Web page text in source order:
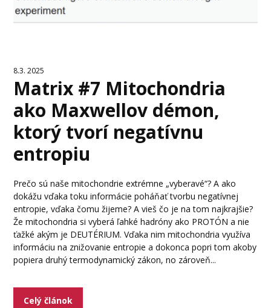
8.3. 2025
Matrix #7 Mitochondria
ako Maxwellov démon,
ktorý tvorí negatívnu
entropiu
Prečo sú naše mitochondrie extrémne „vyberavé“? A ako
dokážu vďaka toku informácie poháňať tvorbu negatívnej
entropie, vďaka čomu žijeme? A vieš čo je na tom najkrajšie?
Že mitochondria si vyberá ľahké hadróny ako PROTÓN a nie
ťažké akým je DEUTÉRIUM. Vďaka nim mitochondria využíva
informáciu na znižovanie entropie a dokonca popri tom akoby
popiera druhý termodynamický zákon, no zároveň...
Celý článok